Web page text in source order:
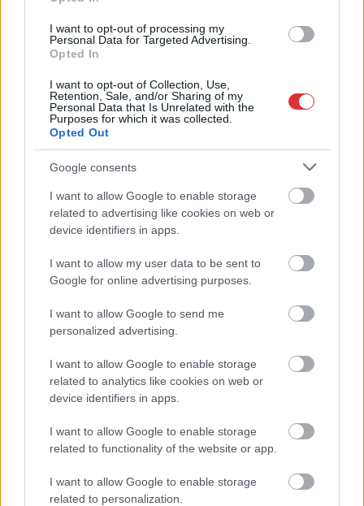
I want to opt-out of processing my
Personal Data for Targeted Advertising.
Opted In
I want to opt-out of Collection, Use,
Retention, Sale, and/or Sharing of my
Personal Data that Is Unrelated with the
Purposes for which it was collected.
Opted Out
Google consents
I want to allow Google to enable storage
related to advertising like cookies on web or
device identifiers in apps.
I want to allow my user data to be sent to
Google for online advertising purposes.
I want to allow Google to send me
personalized advertising.
I want to allow Google to enable storage
related to analytics like cookies on web or
device identifiers in apps.
I want to allow Google to enable storage
related to functionality of the website or app.
I want to allow Google to enable storage
related to personalization.
Hírlevél feliratkozás
Adja meg keresztnevét:
Adja
meg e-mail címét:
Megismertem és elfogadom aGDPR-szabályzatot
Nem szeretne lemaradni semmiről? Csak egy kattintás, és hírlevelünk a
legfrissebb információkkal és exkluzív tartalmakkal hétről hétre
postaládájába érkezik!
A SZOL24 legfrissebb 24 cikke
Ilyenek eddig a tapasztalatok a vendégektől – a hőhullám
miatt ingyenes a strandolás Szolnokon
Nem biztató: a hétvégi kisebb felfrissülés után jövő héten
megint visszatér a forróság, újra rekkenő hőség jön, akár 38
fokokkal
Közzétették a szakértői állásfoglalást, a Fiumei úti fák
többsége szakszerűen már nem ápolható